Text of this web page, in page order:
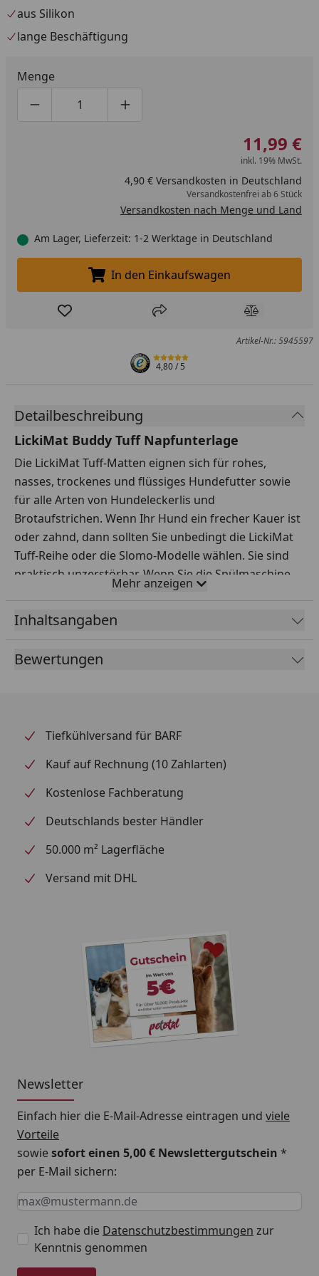
aus Silikon
lange Beschäftigung
Menge
Produktmenge um eins verringern
Produktmenge manuell eingeben
Produktmenge um eins erhöhen
11,99 €
inkl. 19% MwSt.
4,90 € Versandkosten in Deutschland
Versandkostenfrei ab 6 Stück
Versandkosten nach Menge und Land
Am Lager, Lieferzeit: 1-2 Werktage in Deutschland
In den Einkaufswagen legen
In den Einkaufswagen
Produkt zur Wunschliste hinzufügen
Teilen Produkt
Artikel-Nr.: 5945597
4,80/ 5
Detailbeschreibung
LickiMat Buddy Tuff Napfunterlage
Die LickiMat Tuff-Matten eignen sich für rohes,
nasses, trockenes und flüssiges Hundefutter sowie
für alle Arten von Hundeleckerlis und
Brotaufstrichen. Wenn Ihr Hund ein frecher Kauer ist
oder zahnd, dann sollten Sie unbedingt die LickiMat
Tuff-Reihe oder die Slomo-Modelle wählen. Sie sind
praktisch unzerstörbar. Wenn Sie die Spülmaschine
der Handwäsche vorziehen, sollten Sie auch die
LickiMat Tuff-Reihe in Betracht ziehen.
Mehr anzeigen
Inhaltsangaben
Bewertungen
Tiefkühlversand für BARF
Kauf auf Rechnung (10 Zahlarten)
Kostenlose Fachberatung
Deutschlands bester Händler
50.000 m² Lagerfläche
Versand mit DHL
Newsletter
Einfach hier die E-Mail-Adresse eintragen und viele
Vorteile
sowiesofort einen 5,00 € Newslettergutschein *
per E-Mail sichern:
Keine Eingabe erforderlich
Eingabe erforderlich
E-Mail *
Ich habe die Datenschutzbestimmungen zur
Kenntnis genommen